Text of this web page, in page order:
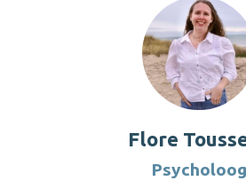
Flore
Psycholoog